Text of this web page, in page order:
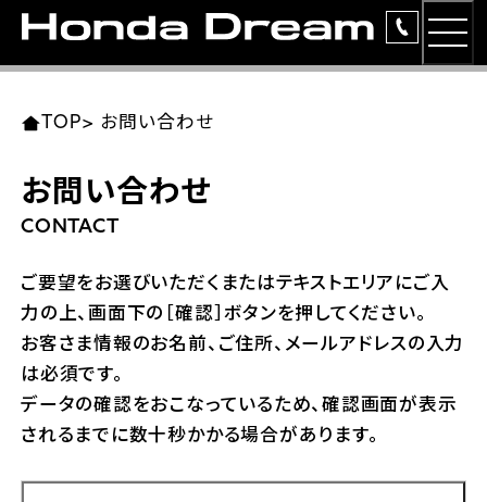
ラインアップ
安心のサービス
レンタルバイク
洋用品
イベント
TOP> お問い合わせ
お問い合わせ
CONTACT
ご要望をお選びいただくまたはテキストエリアにご入
力の上、画面下の［確認］ボタンを押してください。
お客さま情報のお名前、ご住所、メールアドレスの入力
は必須です。
データの確認をおこなっているため、確認画面が表示
されるまでに数十秒かかる場合があります。
東北エリア 店舗一覧
岩手県
宮城県
ホンダドリーム 仙台泉
関東エリア 店舗一覧
東京都
ホンダドリーム 西東京
ホンダドリーム 練馬
ホンダドリーム 板橋
中部エリア 店舗一覧
愛知県
ホンダドリーム 名古屋南
ホンダドリーム 小牧
ホンダドリーム 名古屋東
近畿エリア 店舗一覧
大阪府
ホンダドリーム 箕面
ホンダドリーム 藤井寺
ホンダドリーム 東淀川
中国・四国エリア 店舗一覧
岡山県
広島県
ホンダドリーム 広島
九州エリア 店舗一覧
福岡県
ホンダドリーム 福岡東
ホンダドリーム 久留米
ホンダドリーム 福岡春日